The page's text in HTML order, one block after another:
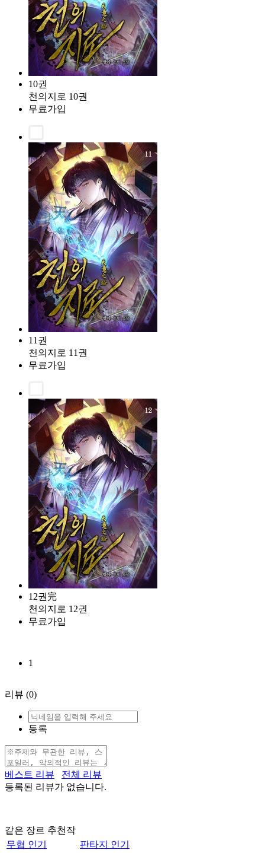
10권
천의지로 10권
무료가입
11권
천의지로 11권
무료가입
12권完
천의지로 12권
무료가입
1
리뷰 (0)
등록
베스트 리뷰
전체 리뷰
등록된 리뷰가 없습니다.
같은 장르 추천작
무협 인기
판타지 인기